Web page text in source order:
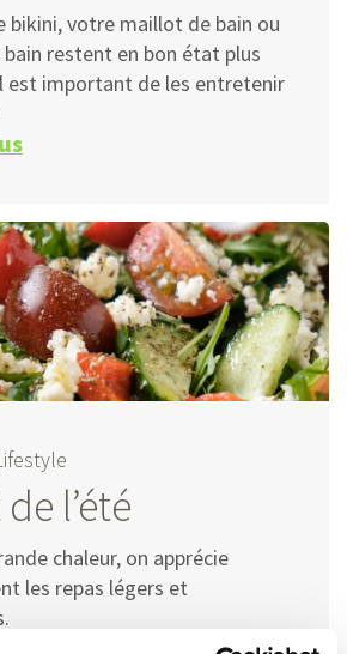
bikini, votre maillot de bain ou
restent en bon état plus
est important de les entretenir
l’été
chaleur, on apprécie
les repas légers et